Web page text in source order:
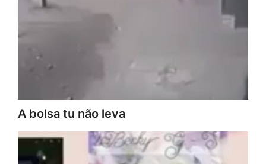
A bolsa tu não leva